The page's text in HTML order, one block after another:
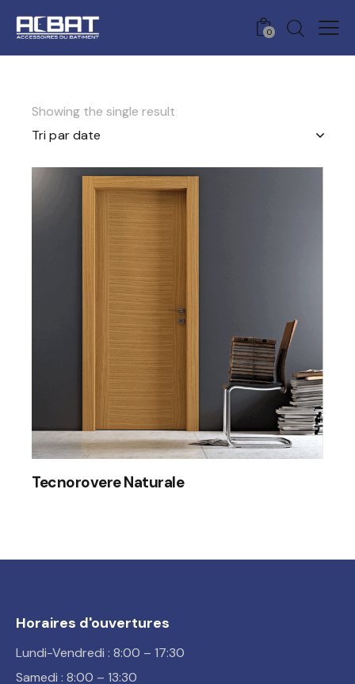
0
Showing the single result
Tecnorovere Naturale
Horaires d'ouvertures
Lundi-Vendredi : 8:00 – 17:30
Samedi : 8:00 – 13:30